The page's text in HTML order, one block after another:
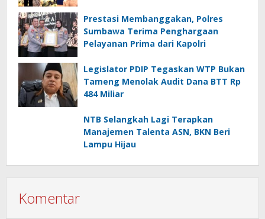
Prestasi Membanggakan, Polres
Sumbawa Terima Penghargaan
Pelayanan Prima dari Kapolri
Legislator PDIP Tegaskan WTP Bukan
Tameng Menolak Audit Dana BTT Rp
484 Miliar
NTB Selangkah Lagi Terapkan
Manajemen Talenta ASN, BKN Beri
Lampu Hijau
Komentar